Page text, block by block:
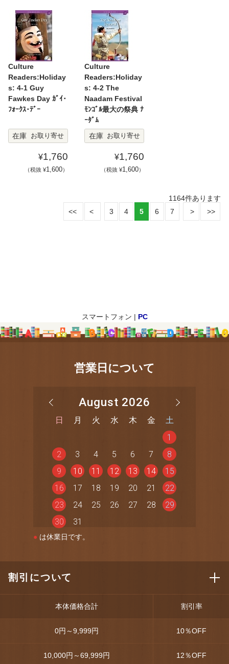
Culture
Readers:Holiday
s: 4-1 Guy
Fawkes Day ｶﾞｲ･
ﾌｫｰｸｽ･ﾃﾞｰ
在庫 お取り寄せ
¥1,760
（税抜 ¥1,600）
Culture
Readers:Holiday
s: 4-2 The
Naadam Festival
ﾓﾝｺﾞﾙ最大の祭典 ﾅ
ｰﾀﾞﾑ
在庫
お取り寄せ
¥1,760
（税抜 ¥1,600）
1164件あります
3
4 5 6 7
スマートフォン | PC
営業日について
August 2026
日 月 火 水 木 金
土
1
2
3 4 5 6 7
8
9
10 11 12 13 14
15
16
17 18 19 20 21
22
23
24 25 26 27 28
29
30
31
● は休業日です。
割引について
本体価格合計 割引率
0円～9,999円 10％OFF
10,000円～69,999円 12％OFF